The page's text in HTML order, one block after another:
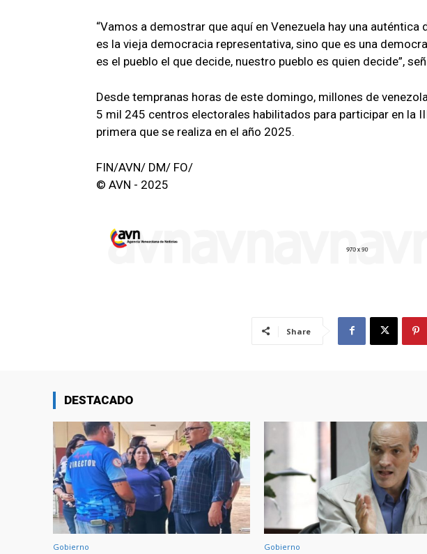
“Vamos a demostrar que aquí en Venezuela hay una
es la vieja democracia representativa, sino que es una
es el pueblo el que decide, nuestro pueblo es quien decide”,
Desde tempranas horas de este domingo, millones de
5 mil 245 centros electorales habilitados para participar en la
primera que se realiza en el año 2025.
FIN/AVN/ DM/ FO/
© AVN - 2025
Share
DESTACADO
Gobierno Gobierno